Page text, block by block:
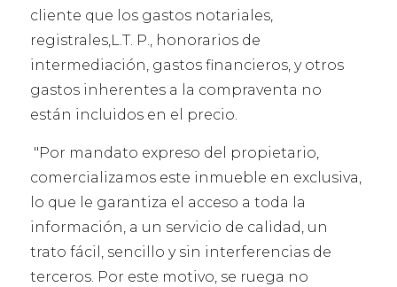
cliente que los gastos notariales,
registrales,L.T. P., honorarios de
intermediación, gastos financieros, y otros
gastos inherentes a la compraventa no
están incluidos en el precio.
"Por mandato expreso del propietario,
comercializamos este inmueble en exclusiva,
lo que le garantiza el acceso a toda la
información, a un servicio de calidad, un
trato fácil, sencillo y sin interferencias de
terceros. Por este motivo, se ruega no